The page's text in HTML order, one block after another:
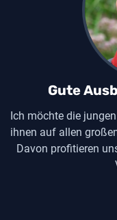
Gute
Ich möchte die
ihnen auf allen
Davon profitieren